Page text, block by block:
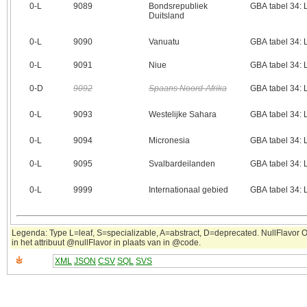
0‑L 9089
Bondsrepubliek
Duitsland
GBA tabel 34:
0‑L 9090 Vanuatu GBA tabel 34:
0‑L 9091 Niue GBA tabel 34:
0‑D 9092 Spaans Noord-Afrika GBA tabel 34:
0‑L 9093 Westelijke Sahara GBA tabel 34:
0‑L 9094 Micronesia GBA tabel 34:
0‑L 9095 Svalbardeilanden GBA tabel 34:
0‑L 9999 Internationaal gebied GBA tabel 34:
Legenda: Type L=leaf, S=specializable, A=abstract, D=deprecated.
in het attribuut @nullFlavor in plaats van in @code.
XML JSON CSV SQL SVS